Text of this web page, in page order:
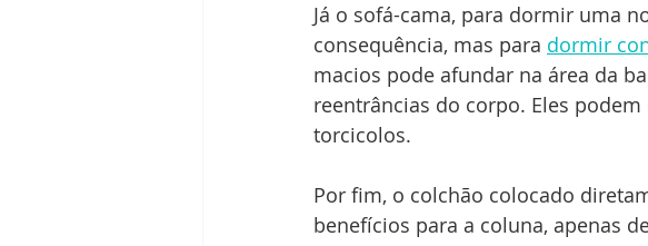
Já o sofá-cama, para dormir uma
consequência, mas para dormir
macios pode afundar na área da
reentrâncias do corpo. Eles podem
torcicolos.
Por fim, o colchão colocado
benefícios para a coluna, apenas